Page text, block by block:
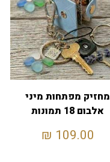
מחזיק מפתחות מיני
אלבום 18 תמונות
109.00
₪